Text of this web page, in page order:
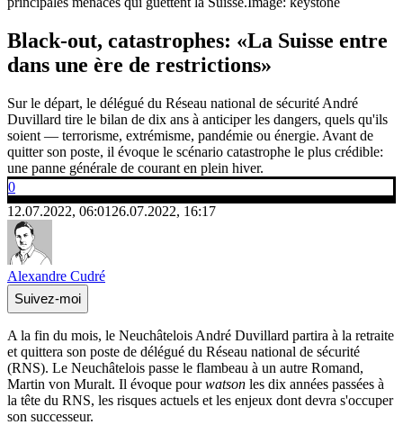
Black-out, catastrophes: «La Suisse entre
dans une ère de restrictions»
Sur le départ, le délégué du Réseau national de sécurité André
Duvillard tire le bilan de dix ans à anticiper les dangers, quels qu'ils
soient — terrorisme, extrémisme, pandémie ou énergie. Avant de
quitter son poste, il évoque le scénario catastrophe le plus crédible:
une panne générale de courant en plein hiver.
0
12.07.2022, 06:01 26.07.2022, 16:17
Alexandre Cudré
Suivez-moi
A la fin du mois, le Neuchâtelois André Duvillard partira à la retraite
et quittera son poste de délégué du Réseau national de sécurité
(RNS). Le Neuchâtelois passe le flambeau à un autre Romand,
Martin von Muralt. Il évoque pourwatson les dix années passées à
la tête du RNS, les risques actuels et les enjeux dont devra s'occuper
son successeur.